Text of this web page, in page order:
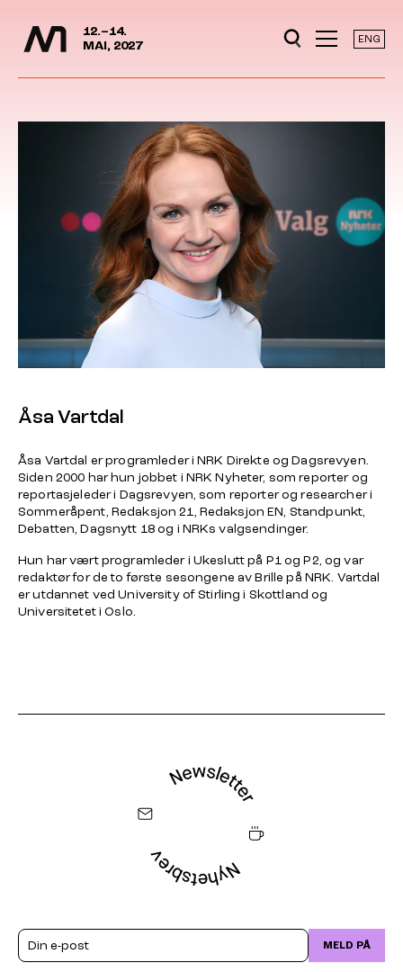
Hopp til hovedinnhold
12.–14.
MAI, 2027
ENG
Åsa Vartdal
Åsa Vartdal er programleder i NRK Direkte og Dagsrevyen.
Siden 2000 har hun jobbet i NRK Nyheter, som reporter og
reportasjeleder i Dagsrevyen, som reporter og researcher i
Sommeråpent, Redaksjon 21, Redaksjon EN, Standpunkt,
Debatten, Dagsnytt 18og i NRKs valgsendinger.
Hun har vært programleder i Ukesluttpå P1 og P2, og var
redaktør for de to første sesongene avBrillepå NRK. Vartdal
er utdannet ved University of Stirling i Skottland og
Universitetet i Oslo.
Email MELD PÅ